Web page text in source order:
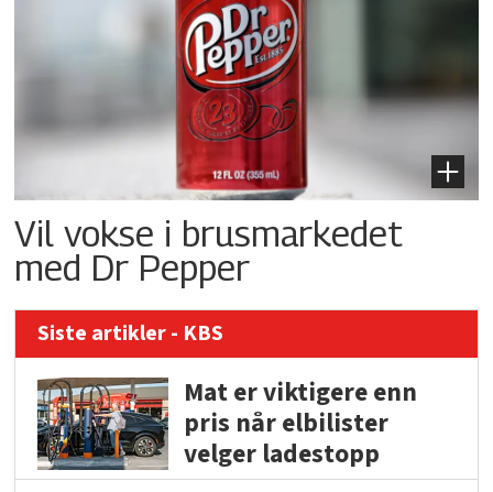
Vil vokse i brusmarkedet
med Dr Pepper
Siste artikler - KBS
Mat er viktigere enn
pris når elbilister
velger ladestopp